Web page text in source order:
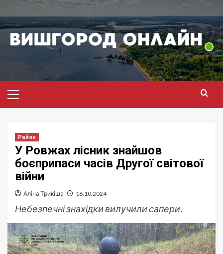
до
вмісту
меню
Район
У Ровжах лісник знайшов
боєприпаси часів Другої світової
війни
Аліна Трикіша 16.10.2024
Небезпечні знахідки вилучили сапери.